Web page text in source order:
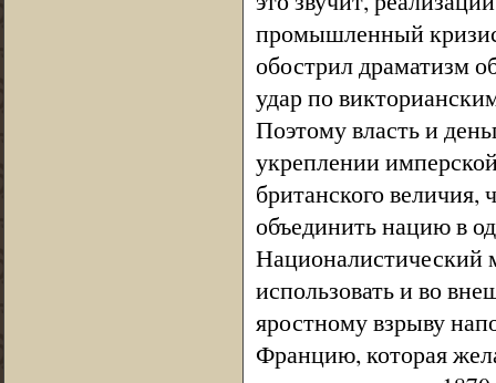
промышленный
обострил драматизм
удар по
Поэтому власть и
укреплении
британского
объединить нацию в
Националистический
использовать и во
яростному взрыву
Францию, которая